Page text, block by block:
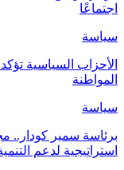
اجتماعًا
سياسة
المواطنة
سياسة
برئاسة سمير
استراتيجية لدعم